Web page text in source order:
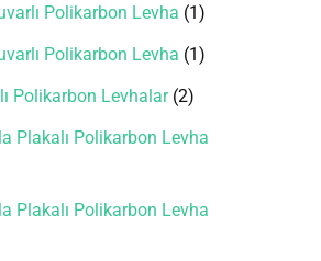
Polikarbon Levha 1
Polikarbon Levha 1
Polikarbon Levhalar 2
Plakalı Polikarbon Levha
Plakalı Polikarbon Levha